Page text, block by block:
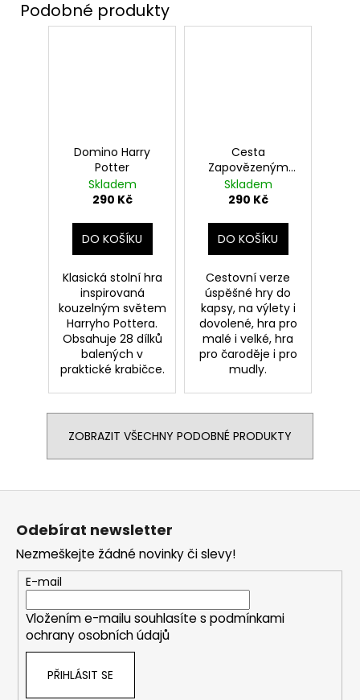
Domino Harry
Potter
Skladem
290 Kč
DO KOŠÍKU
Klasická stolní hra
inspirovaná
kouzelným světem
Harryho Pottera.
Obsahuje 28 dílků
balených v
praktické krabičce.
Cesta
Zapovězeným
lesem, Harry
Potter
Skladem
290 Kč
DO KOŠÍKU
Cestovní verze
úspěšné hry do
kapsy, na výlety i
dovolené, hra pro
malé i velké, hra
pro čaroděje i pro
mudly.
ZOBRAZIT VŠECHNY PODOBNÉ PRODUKTY
Z
Odebírat newsletter
Nezmeškejte žádné novinky či slevy!
E-mail
Vložením e-mailu souhlasíte s podmínkami
ochrany osobních údajů
PŘIHLÁSIT SE